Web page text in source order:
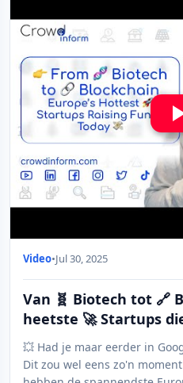
Video•Jul 30, 2025
Van 🧬 Biotech tot 🔗
heetste 🚀 Startups
werven
💥 Had je maar eerder in
Dit zou wel eens zo'n